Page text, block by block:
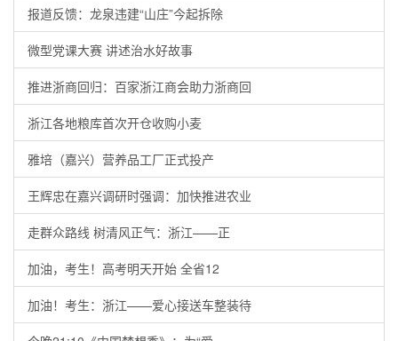
报道反馈：龙泉违建“山庄”今起拆除
微型党课大赛 讲述治水好故事
推进浙商回归：百家浙江商会助力浙商回
浙江各地粮库首次开仓收购小麦
雅培（嘉兴）营养品工厂正式投产
王辉忠在嘉兴调研时强调：加快推进农业
走群众路线 树清风正气：浙江——正
加油，考生！高考明天开始 全省12
加油！考生：浙江——爱心接送车整装待